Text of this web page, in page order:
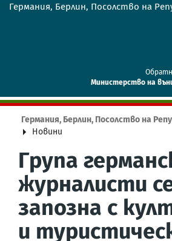
Германия, Берлин, Посолство на
Mинистерство на
Германия, Берлин, Посолство на
Новини
Група
журналисти
запозна с
и